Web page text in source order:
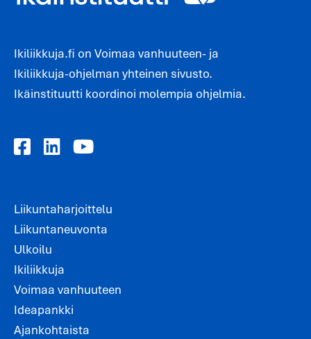
Ikiliikkuja.fi on Voimaa vanhuuteen- ja
Ikiliikkuja-ohjelman yhteinen sivusto.
Ikäinstituutti koordinoi molempia ohjelmia.
Liikuntaharjoittelu
Liikuntaneuvonta
Ulkoilu
Ikiliikkuja
Voimaa vanhuuteen
Ideapankki
Ajankohtaista